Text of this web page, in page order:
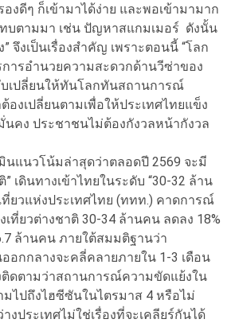
งดีๆ ก็เข้ามาได้ง่าย และพอเข้ามามาก
ทบตามมา เช่น ปัญหาสแกมเมอร์ ดังนั้น
จึงเป็นเรื่องสำคัญ เพราะตอนนี้ “โลก
การอำนวยความสะดวกด้านวีซ่าของ
บเปลี่ยนให้ทันโลกทันสถานการณ์
องเปลี่ยนตามเพื่อให้ประเทศไทยแข็ง
นคง ประชาชนไม่ต้องกังวลหน้ากังวล
นแนวโน้มล่าสุดว่าตลอดปี 2569 จะมี
เดินทางเข้าไทยในระดับ “30-32 ล้าน
ยวแห่งประเทศไทย (ททท.) คาดการณ์
ที่ยวต่างชาติ 30-34 ล้านคน ลดลง 18%
ล้านคน ภายใต้สมมติฐานว่า
อกกลางจะคลี่คลายภายใน 1-3 เดือน
ติดตามว่าสถานการณ์ความขัดแย้งใน
ไปถึงไฮซีซันในไตรมาส 4 หรือไม่
างประเทศไม่ใช่เรื่องที่จะเคลียร์กันได้